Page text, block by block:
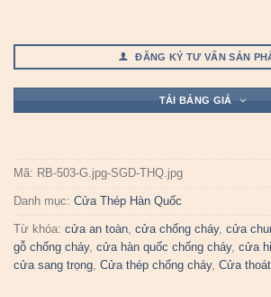
ĐĂNG KÝ TƯ VẤN SẢN
TẢI BẢNG GIÁ
Mã: RB-503-G.jpg-SGD-THQ.jpg
Danh mục: Cửa Thép Hàn Quốc
Từ khóa: cửa an toàn, cửa chống cháy, cửa
gỗ chống cháy, cửa hàn quốc chống cháy, cửa
cửa sang trọng, Cửa thép chống cháy, Cửa